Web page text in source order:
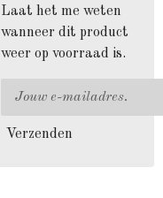
Laat het me weten
wanneer dit product
weer op voorraad is.
Verzenden